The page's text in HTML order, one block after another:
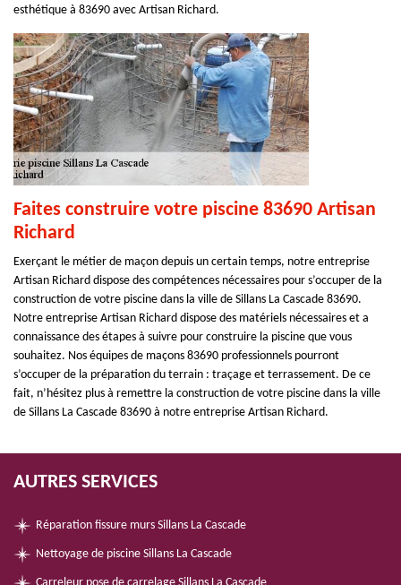
esthétique à 83690 avec Artisan Richard.
Faites construire votre piscine 83690 Artisan
Richard
Exerçant le métier de maçon depuis un certain temps, notre entreprise
Artisan Richard dispose des compétences nécessaires pour s’occuper de la
construction de votre piscine dans la ville de Sillans La Cascade 83690.
Notre entreprise Artisan Richard dispose des matériels nécessaires et a
connaissance des étapes à suivre pour construire la piscine que vous
souhaitez. Nos équipes de maçons 83690 professionnels pourront
s’occuper de la préparation du terrain : traçage et terrassement. De ce
fait, n’hésitez plus à remettre la construction de votre piscine dans la ville
de Sillans La Cascade 83690 à notre entreprise Artisan Richard.
AUTRES SERVICES
Réparation fissure murs Sillans La Cascade
Nettoyage de piscine Sillans La Cascade